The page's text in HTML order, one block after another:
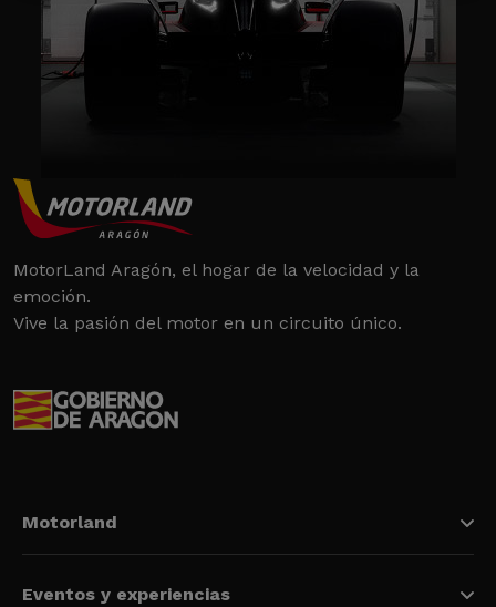
MotorLand Aragón, el hogar de la velocidad y la
emoción.
Vive la pasión del motor en un circuito único.
Motorland
Eventos y experiencias